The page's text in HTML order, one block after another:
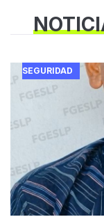
SEGURIDAD